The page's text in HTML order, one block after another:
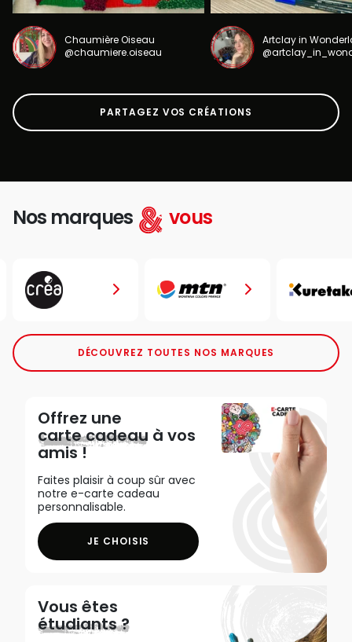
Chaumière Oiseau
@chaumiere.oiseau
Artclay in
PARTAGEZ VOS CRÉATIONS
Nos marques vous
DÉCOUVREZ TOUTES NOS MARQUES
Offrez une
carte cadeau à vos
amis !
Faites plaisir à coup sûr avec
notre e-carte cadeau
personnalisable.
JE CHOISIS
Vous êtes
étudiants ?